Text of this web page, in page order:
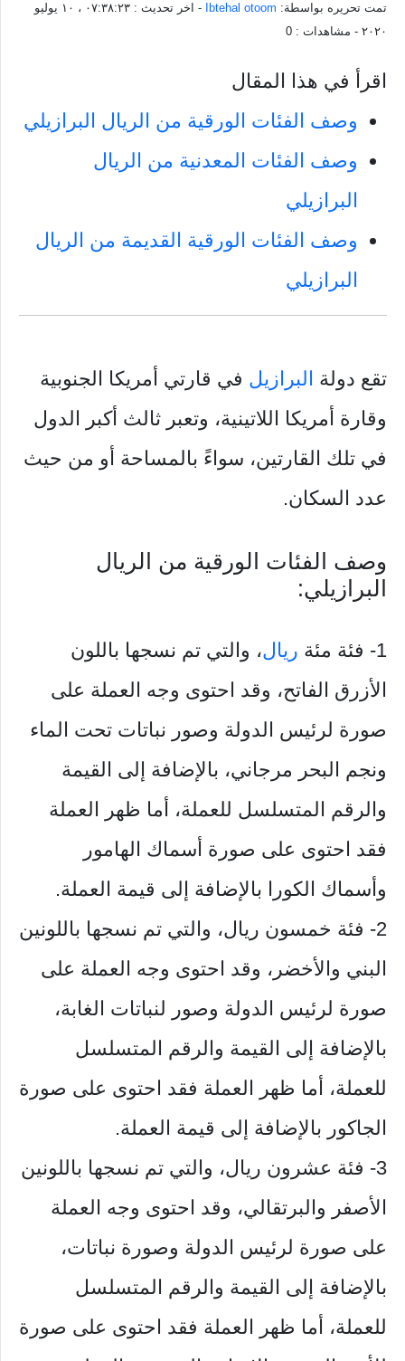
تمت تحريره بواسطة: Ibtehal otoom - اخر تحديث :
٠٧:٣٨:٢٣ ، ١٠ يوليو
٢٠٢٠ - مشاهدات : 0
اقرأ في هذا المقال
وصف الفئات الورقية من الريال البرازيلي
وصف الفئات المعدنية من الريال
البرازيلي
وصف الفئات الورقية القديمة من الريال
البرازيلي
تقع دولة البرازيل في قارتي أمريكا الجنوبية
وقارة أمريكا اللاتينية، وتعبر ثالث أكبر الدول
في تلك القارتين، سواءً بالمساحة أو من حيث
عدد السكان.
وصف الفئات الورقية من الريال
البرازيلي:
1- فئة مئة ريال، والتي تم نسجها باللون
الأزرق الفاتح، وقد احتوى وجه العملة على
صورة لرئيس الدولة وصور نباتات تحت الماء
ونجم البحر مرجاني، بالإضافة إلى القيمة
والرقم المتسلسل للعملة، أما ظهر العملة
فقد احتوى على صورة أسماك الهامور
وأسماك الكورا بالإضافة إلى قيمة العملة.
2- فئة خمسون ريال، والتي تم نسجها باللونين
البني والأخضر، وقد احتوى وجه العملة على
صورة لرئيس الدولة وصور لنباتات الغابة،
بالإضافة إلى القيمة والرقم المتسلسل
للعملة، أما ظهر العملة فقد احتوى على صورة
الجاكور بالإضافة إلى قيمة العملة.
3- فئة عشرون ريال، والتي تم نسجها باللونين
الأصفر والبرتقالي، وقد احتوى وجه العملة
على صورة لرئيس الدولة وصورة نباتات،
بالإضافة إلى القيمة والرقم المتسلسل
للعملة، أما ظهر العملة فقد احتوى على صورة